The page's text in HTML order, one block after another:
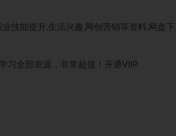
技能提升,生活兴趣,网创营销等资料,网盘下
学习全部资源，非常超值！开通VIIP